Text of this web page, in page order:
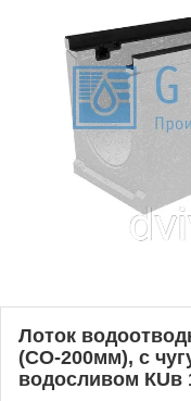
Лоток
(СО-200мм), с
водосливом КUв